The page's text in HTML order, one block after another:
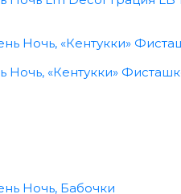
Ночь, «Кентукки»